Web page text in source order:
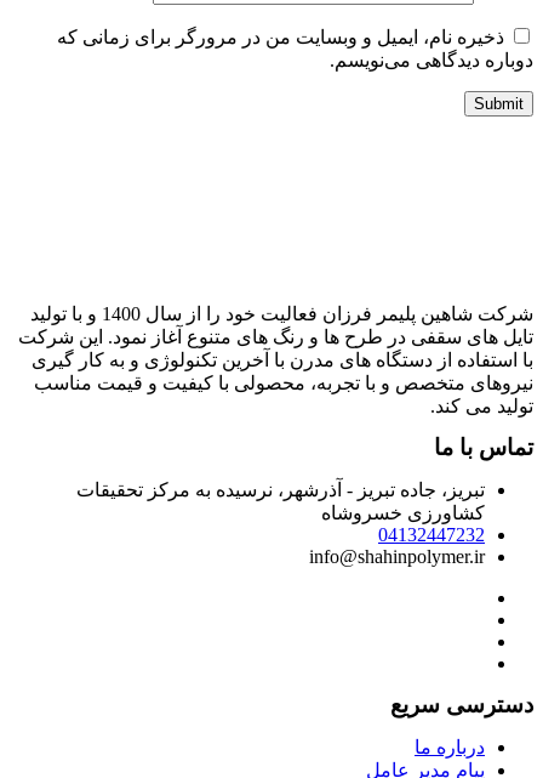
ذخیره نام، ایمیل و وبسایت من در مرورگر برای زمانی که
دوباره دیدگاهی می‌نویسم.
شرکت شاهین پلیمر فرزان فعالیت خود را از سال 1400 و با تولید
تایل های سقفی در طرح ها و رنگ های متنوع آغاز نمود. این شرکت
با استفاده از دستگاه های مدرن با آخرین تکنولوژی و به کار گیری
نیروهای متخصص و با تجربه، محصولی با کیفیت و قیمت مناسب
تولید می کند.
تماس با ما
تبریز، جاده تبریز - آذرشهر، نرسیده به مرکز تحقیقات
کشاورزی خسروشاه
04132447232
info@shahinpolymer.ir
دسترسی سریع
درباره ما
پیام مدیر عامل